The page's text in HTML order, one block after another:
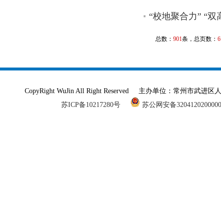
“校地聚合力” “双
总数： 901条，总页数：
CopyRight WuJin All Right Reserved 主办单位：常州市武进
苏ICP备10217280号
苏公网安备